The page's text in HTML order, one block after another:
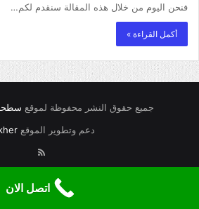
فنحن اليوم من خلال هذه المقالة سنقدم لكم…
أكمل القراءة »
جميع حقوق النشر محفوظة لموقع
دعم وتطوير الموقع
RSS
اتصل الان